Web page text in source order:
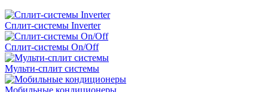
Сплит-системы Inverter
Сплит-системы On/Off
Мульти-сплит системы
Мобильные кондиционеры